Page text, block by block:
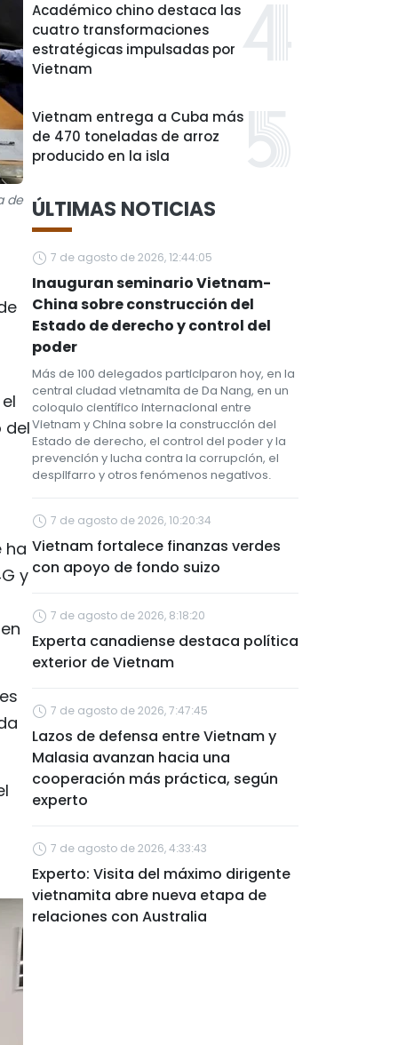
de
del
ha
y
Académico chino destaca las
cuatro transformaciones
estratégicas impulsadas por
Vietnam
Vietnam entrega a Cuba más
de 470 toneladas de arroz
producido en la isla
ÚLTIMAS NOTICIAS
7 de agosto de 2026, 12:44:05
Inauguran seminario Vietnam-
China sobre construcción del
Estado de derecho y control del
poder
Más de 100 delegados participaron hoy, en la
central ciudad vietnamita de Da Nang, en un
coloquio científico internacional entre
Vietnam y China sobre la construcción del
Estado de derecho, el control del poder y la
prevención y lucha contra la corrupción, el
despilfarro y otros fenómenos negativos.
7 de agosto de 2026, 10:20:34
Vietnam fortalece finanzas verdes
con apoyo de fondo suizo
7 de agosto de 2026, 8:18:20
Experta canadiense destaca política
exterior de Vietnam
7 de agosto de 2026, 7:47:45
Lazos de defensa entre Vietnam y
Malasia avanzan hacia una
cooperación más práctica, según
experto
7 de agosto de 2026, 4:33:43
Experto: Visita del máximo dirigente
vietnamita abre nueva etapa de
relaciones con Australia